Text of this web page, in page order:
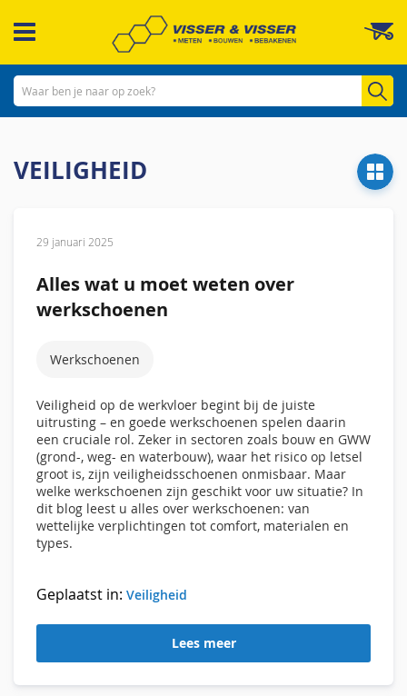
naar
inhoud
VEILIGHEID
29 januari 2025
Alles wat u moet weten over
werkschoenen
Werkschoenen
Veiligheid op de werkvloer begint bij de juiste
uitrusting – en goede werkschoenen spelen daarin
een cruciale rol. Zeker in sectoren zoals bouw en GWW
(grond-, weg- en waterbouw), waar het risico op letsel
groot is, zijn veiligheidsschoenen onmisbaar. Maar
welke werkschoenen zijn geschikt voor uw situatie? In
dit blog leest u alles over werkschoenen: van
wettelijke verplichtingen tot comfort, materialen en
types.
Geplaatst in: Veiligheid
Lees meer